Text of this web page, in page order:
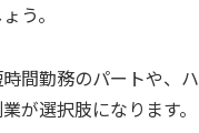
う。
間勤務のパートや、
が選択肢になります。